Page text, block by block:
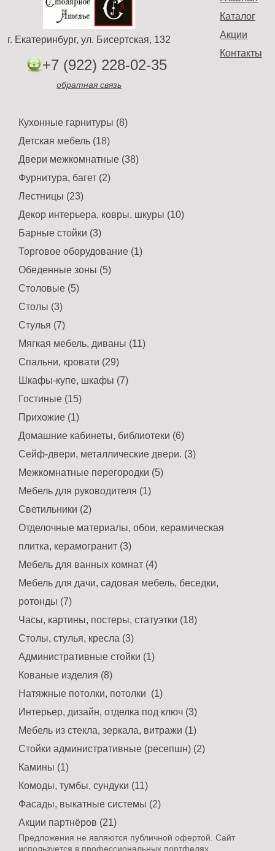
Каталог
Акции
Контакты
г. Екатеринбург, ул. Бисертская, 132
+7 (922) 228-02-35
обратная связь
Кухонные гарнитуры (8)
Детская мебель (18)
Двери межкомнатные (38)
Фурнитура, багет (2)
Лестницы (23)
Декор интерьера, ковры, шкуры (10)
Барные стойки (3)
Торговое оборудование (1)
Обеденные зоны (5)
Столовые (5)
Столы (3)
Стулья (7)
Мягкая мебель, диваны (11)
Спальни, кровати (29)
Шкафы-купе, шкафы (7)
Гостиные (15)
Прихожие (1)
Домашние кабинеты, библиотеки (6)
Сейф-двери, металлические двери. (3)
Межкомнатные перегородки (5)
Мебель для руководителя (1)
Светильники (2)
Отделочные материалы, обои, керамическая
плитка, керамогранит (3)
Мебель для ванных комнат (4)
Мебель для дачи, садовая мебель, беседки,
ротонды (7)
Часы, картины, постеры, статуэтки (18)
Столы, стулья, кресла (3)
Административные стойки (1)
Кованые изделия (8)
Натяжные потолки, потолки (1)
Интерьер, дизайн, отделка под ключ (3)
Мебель из стекла, зеркала, витражи (1)
Стойки административные (ресепшн) (2)
Камины (1)
Комоды, тумбы, сундуки (11)
Фасады, выкатные системы (2)
Акции партнёров (21)
Предложения не являются публичной офертой. Сайт
используется в профессиональных портфелях